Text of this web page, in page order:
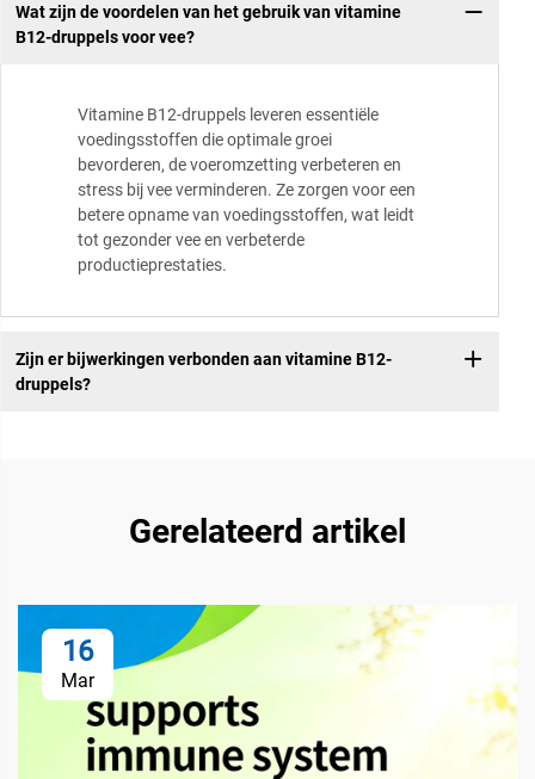
Wat zijn de voordelen van het gebruik van vitamine
B12-druppels voor vee?
Vitamine B12-druppels leveren essentiële
voedingsstoffen die optimale groei
bevorderen, de voeromzetting verbeteren en
stress bij vee verminderen. Ze zorgen voor een
betere opname van voedingsstoffen, wat leidt
tot gezonder vee en verbeterde
productieprestaties.
Zijn er bijwerkingen verbonden aan vitamine B12-
druppels?
Gerelateerd artikel
16
Mar